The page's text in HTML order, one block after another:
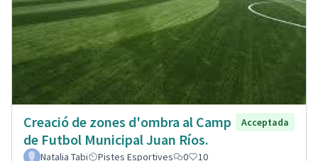
Creació de zones d'ombra al Camp
de Futbol Municipal Juan Ríos.
Acceptada
Natalia Tabi Pistes Esportives 0 10